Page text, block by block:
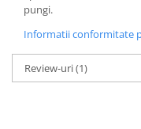
pungi.
Informatii conformitate
Review-uri(1)